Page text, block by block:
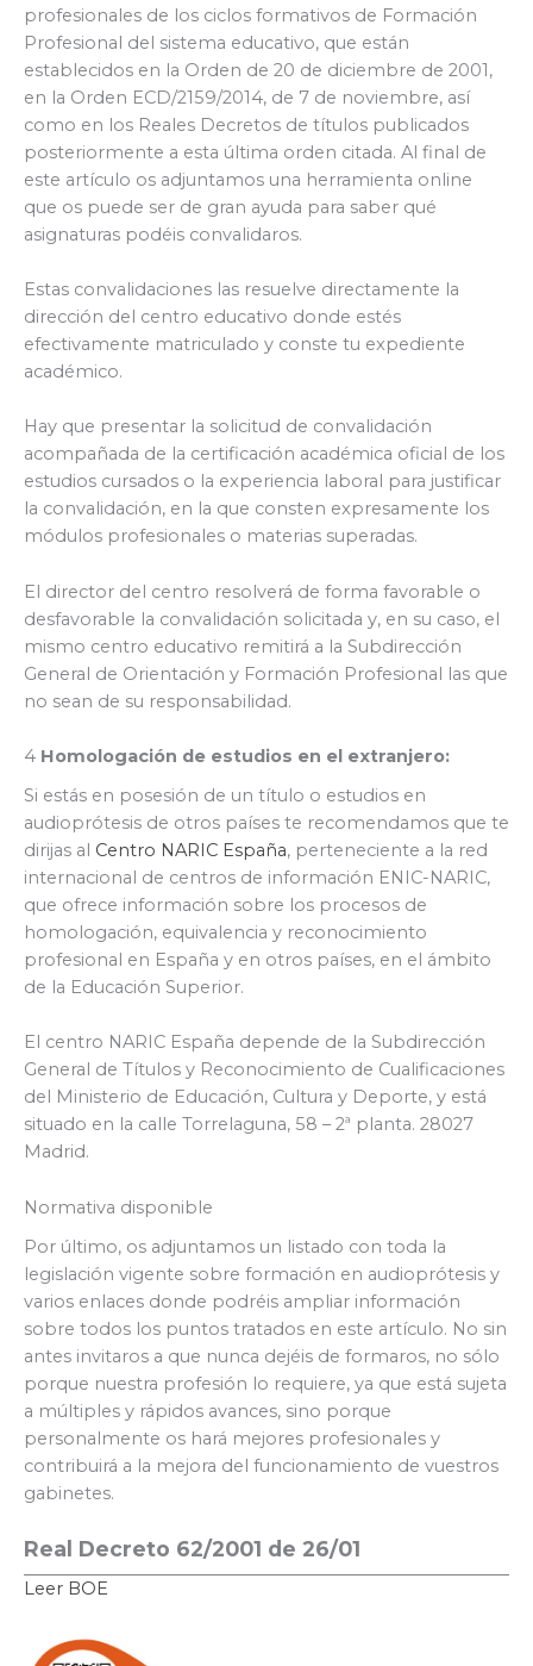
profesionales de los ciclos formativos de Formación
Profesional del sistema educativo, que están
establecidos en la Orden de 20 de diciembre de 2001,
en la Orden ECD/2159/2014, de 7 de noviembre, así
como en los Reales Decretos de títulos publicados
posteriormente a esta última orden citada. Al final de
este artículo os adjuntamos una herramienta online
que os puede ser de gran ayuda para saber qué
asignaturas podéis convalidaros.
Estas convalidaciones las resuelve directamente la
dirección del centro educativo donde estés
efectivamente matriculado y conste tu expediente
académico.
Hay que presentar la solicitud de convalidación
acompañada de la certificación académica oficial de los
estudios cursados o la experiencia laboral para justificar
la convalidación, en la que consten expresamente los
módulos profesionales o materias superadas.
El director del centro resolverá de forma favorable o
desfavorable la convalidación solicitada y, en su caso, el
mismo centro educativo remitirá a la Subdirección
General de Orientación y Formación Profesional las que
no sean de su responsabilidad.
4 Homologación de estudios en el extranjero:
Si estás en posesión de un título o estudios en
audioprótesis de otros países te recomendamos que te
dirijas al Centro NARIC España, perteneciente a la red
internacional de centros de información ENIC-NARIC,
que ofrece información sobre los procesos de
homologación, equivalencia y reconocimiento
profesional en España y en otros países, en el ámbito
de la Educación Superior.
El centro NARIC España depende de la Subdirección
General de Títulos y Reconocimiento de Cualificaciones
del Ministerio de Educación, Cultura y Deporte, y está
situado en la calle Torrelaguna, 58 – 2ª planta. 28027
Madrid.
Normativa disponible
Por último, os adjuntamos un listado con toda la
legislación vigente sobre formación en audioprótesis y
varios enlaces donde podréis ampliar información
sobre todos los puntos tratados en este artículo. No sin
antes invitaros a que nunca dejéis de formaros, no sólo
porque nuestra profesión lo requiere, ya que está sujeta
a múltiples y rápidos avances, sino porque
personalmente os hará mejores profesionales y
contribuirá a la mejora del funcionamiento de vuestros
gabinetes.
Real Decreto 62/2001 de 26/01
Leer BOE